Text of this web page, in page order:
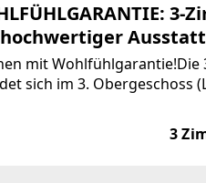
3-
mit Wohlfühlgarantie!Die
sich im 3. Obergeschoss
mit integrierter Küche
3